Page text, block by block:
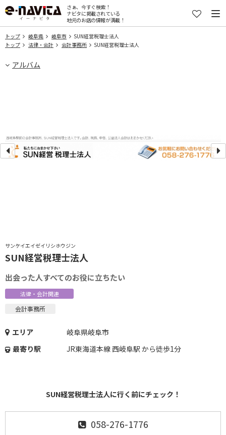
さぁ、今すぐ検索！
ナビタに掲載されている
地元のお店の情報が満載！
トップ 岐阜県 岐阜市
SUN経営税理士法人
トップ
法律・会計 会計事務所 SUN経営税理士法人
アルバム
サンケイエイゼイリシホウジン
SUN経営税理士法人
出会った人すべてのお役に立ちたい
法律・会計関連
会計事務所
エリア
岐阜県岐阜市
最寄り駅
JR東海道本線 西岐阜駅 から徒歩1分
SUN経営税理士法人に行く前にチェック！
058-276-1776